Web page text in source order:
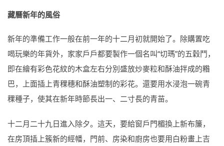
藏曆新年的風俗
新年的準備工作一般在前一年的十二月初就開始了。除購置吃
喝玩樂的年貨外，家家戶戶都要製作一個名叫“切瑪”的五穀鬥，
即在繪有彩色花紋的木盒左右分別盛放炒麥粒和酥油拌成的糌
巴，上面插上青稞穗和酥油塑制的彩花。還要用水浸泡一碗青
稞種子，使其在新年時節長出一、二寸長的青苗。
十二月二十九日進入除夕。這天，要給窗戶門楣換上新布簾，
在房頂插上簇新的經幡，門前、房染和廚房也要用白粉畫上吉